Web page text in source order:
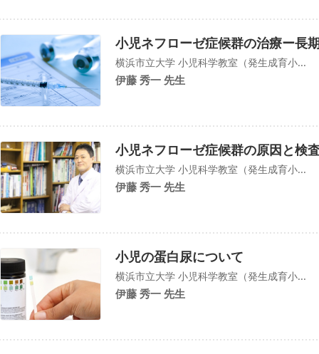
小児ネフローゼ症候群の治療ー長
横浜市立大学 小児科学教室（発生成育小...
伊藤 秀一 先生
小児ネフローゼ症候群の原因と検
横浜市立大学 小児科学教室（発生成育小...
伊藤 秀一 先生
小児の蛋白尿について
横浜市立大学 小児科学教室（発生成育小...
伊藤 秀一 先生